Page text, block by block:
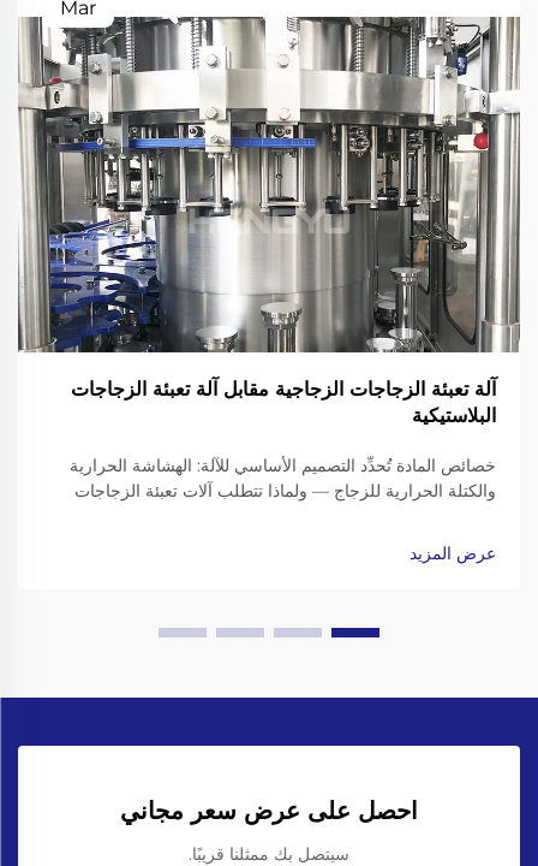
Mar
آلة تعبئة الزجاجات الزجاجية مقابل آلة تعبئة الزجاجات
البلاستيكية
خصائص المادة تُحدِّد التصميم الأساسي للآلة: الهشاشة الحرارية
والكتلة الحرارية للزجاج — ولماذا تتطلب آلات تعبئة الزجاجات
دقيقة لتثبيت أعناق الزجاجات. التعامل مع الزجاجات الزجاجية يعني
الذهاب إلى...
عرض المزيد
احصل على عرض سعر مجاني
سيتصل بك ممثلنا قريبًا.